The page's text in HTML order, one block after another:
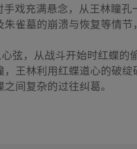
戏充满悬念，从王林瞳
雀墓的崩溃与恢复等情
弦，从战斗开始时红蝶的
王林利用红蝶道心的破
间复杂的过往纠葛。